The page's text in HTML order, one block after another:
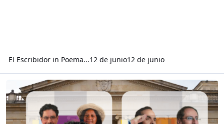
El Escribidorin Poema...12 de junio12 de junio
Read more about Sobre Abelardo De La Espriella e Iván Cepeda-